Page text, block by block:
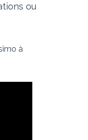
ou
à